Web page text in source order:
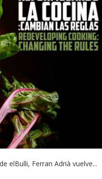
elBulli, Ferran Adrià vuelve...